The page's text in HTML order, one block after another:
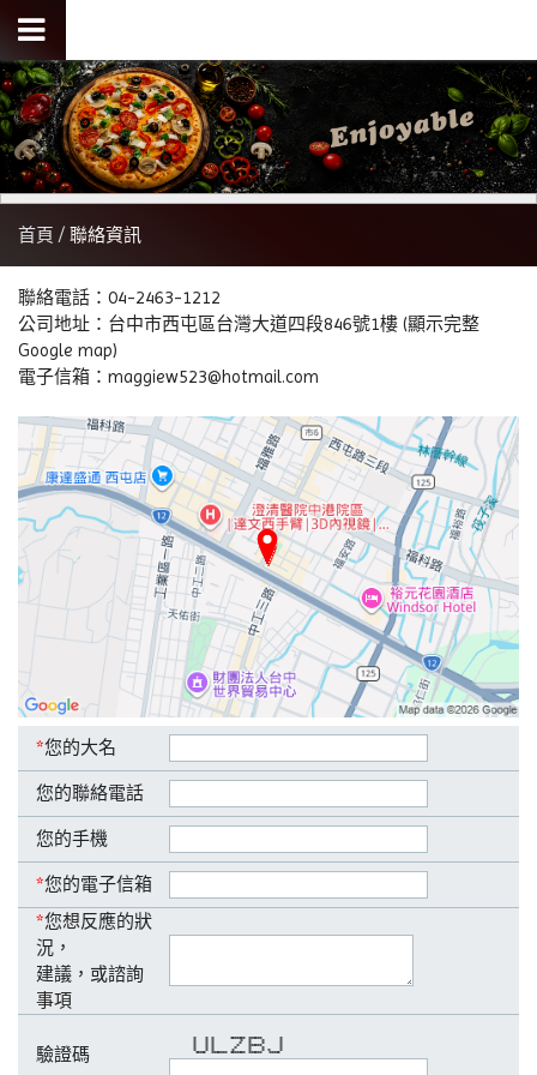
首頁 聯絡資訊
聯絡電話： 04-2463-1212
公司地址： 台中市西屯區台灣大道四段846號1樓 (顯示完整
Google map)
電子信箱： maggiew523@hotmail.com
*您的大名
您的聯絡電話
您的手機
*您的電子信箱
*您想反應的狀
況，
建議，或諮詢
事項
驗證碼
* * * ******* ****** *
* * * * * * *
* * * * * * *
* * * * ****** *
* * * * * * *
* * * * * * * *
***** ******* ******* ****** *****